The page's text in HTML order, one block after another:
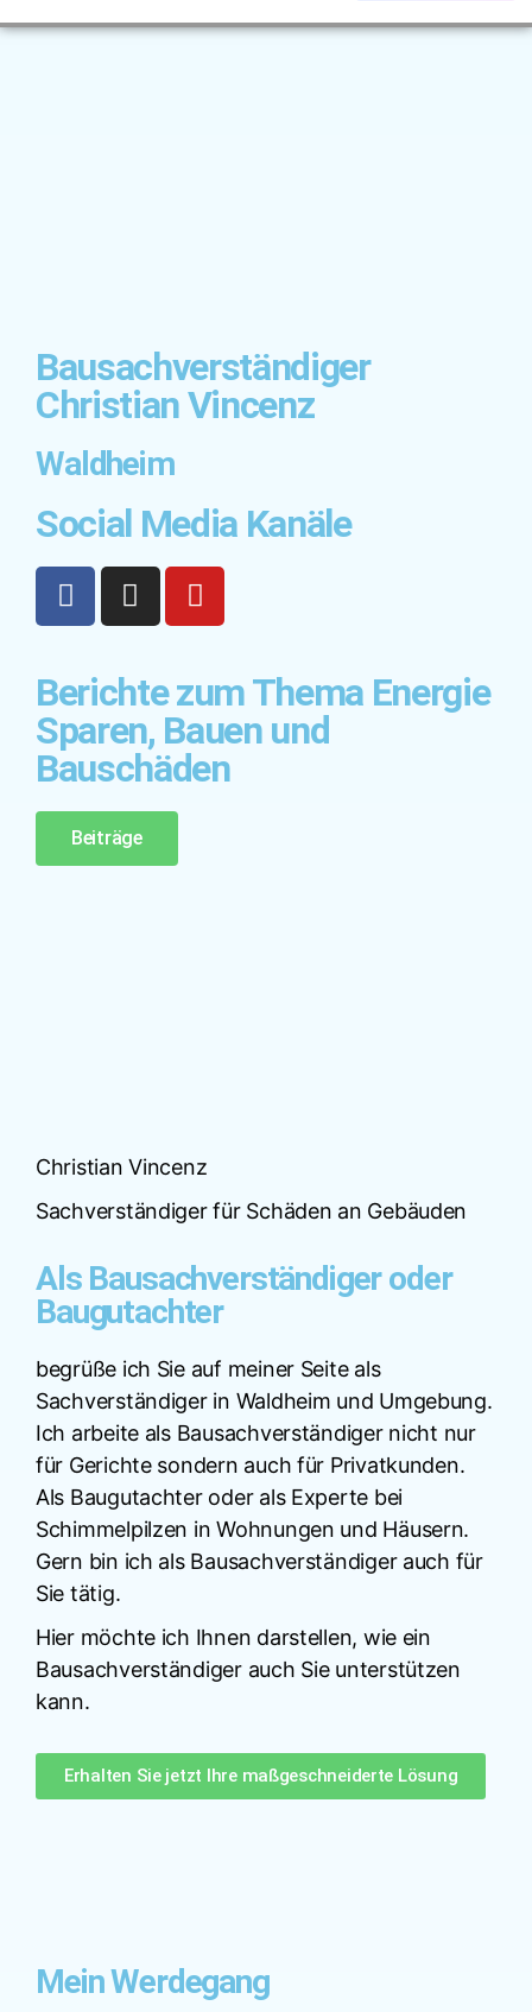
Bausachverständiger
Christian Vincenz
Waldheim
Social Media Kanäle
Berichte zum Thema Energie
Sparen, Bauen und
Bauschäden
Beiträge
Christian Vincenz
Sachverständiger für Schäden an Gebäuden
Als Bausachverständiger oder
Baugutachter
begrüße ich Sie auf meiner Seite als
Sachverständiger in Waldheim und Umgebung.
Ich arbeite als Bausachverständiger nicht nur
für Gerichte sondern auch für Privatkunden.
Als Baugutachter oder als Experte bei
Schimmelpilzen in Wohnungen und Häusern.
Gern bin ich als Bausachverständiger auch für
Sie tätig.
Hier möchte ich Ihnen darstellen, wie ein
Bausachverständiger auch Sie unterstützen
kann.
Erhalten Sie jetzt Ihre maßgeschneiderte Lösung
Mein Werdegang